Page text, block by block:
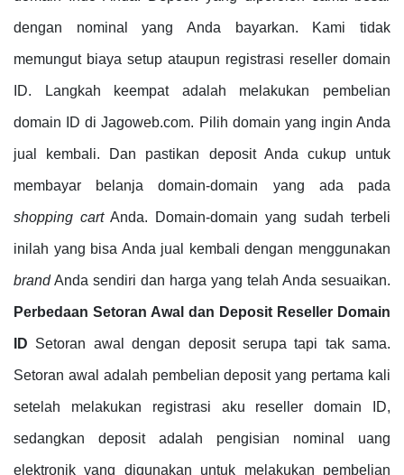
dengan nominal yang Anda bayarkan. Kami tidak
memungut biaya setup ataupun registrasi reseller domain
ID. Langkah keempat adalah melakukan pembelian
domain ID di Jagoweb.com. Pilih domain yang ingin Anda
jual kembali. Dan pastikan deposit Anda cukup untuk
membayar belanja domain-domain yang ada pada
shopping cartAnda. Domain-domain yang sudah terbeli
inilah yang bisa Anda jual kembali dengan menggunakan
brandAnda sendiri dan harga yang telah Anda sesuaikan.
Perbedaan Setoran Awal dan Deposit Reseller Domain
ID Setoran awal dengan deposit serupa tapi tak sama.
Setoran awal adalah pembelian deposit yang pertama kali
setelah melakukan registrasi aku reseller domain ID,
sedangkan deposit adalah pengisian nominal uang
elektronik yang digunakan untuk melakukan pembelian